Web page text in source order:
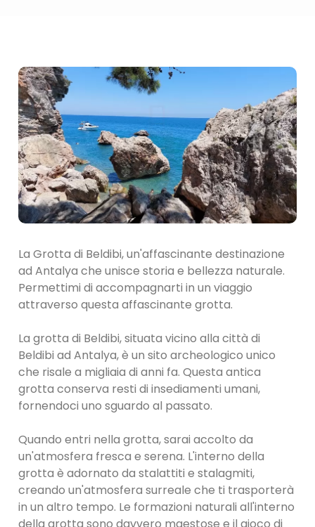
La Grotta di Beldibi, un'affascinante destinazione
ad Antalya che unisce storia e bellezza naturale.
Permettimi di accompagnarti in un viaggio
attraverso questa affascinante grotta.
La grotta di Beldibi, situata vicino alla città di
Beldibi ad Antalya, è un sito archeologico unico
che risale a migliaia di anni fa. Questa antica
grotta conserva resti di insediamenti umani,
fornendoci uno sguardo al passato.
Quando entri nella grotta, sarai accolto da
un'atmosfera fresca e serena. L'interno della
grotta è adornato da stalattiti e stalagmiti,
creando un'atmosfera surreale che ti trasporterà
in un altro tempo. Le formazioni naturali all'interno